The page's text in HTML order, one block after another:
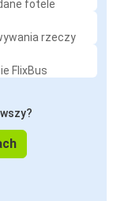
fotele
rzeczy
FlixBus